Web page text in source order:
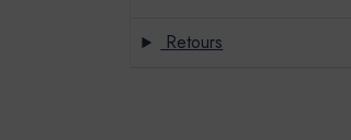
Retours